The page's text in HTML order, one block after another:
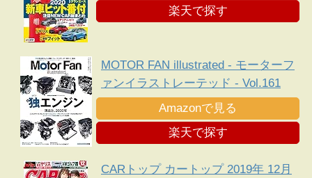
楽天で探す
MOTOR FAN illustrated - モーターフ
ァンイラストレーテッド - Vol.161
Amazonで見る
楽天で探す
CARトップ カートップ 2019年 12月